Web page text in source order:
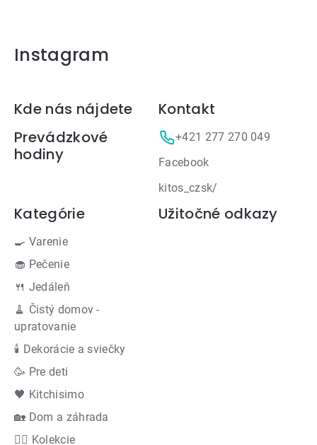
Instagram
Zápätie
Kde nás nájdete
Prevádzkové
hodiny
Kontakt
+421 277 270 049
Facebook
kitos_czsk/
Kategórie
🍳 Varenie
🧁 Pečenie
🍴 Jedáleň
🧹 Čistý domov -
upratovanie
🕯 Dekorácie a sviečky
🥳 Pre deti
🖤 Kitchisimo
🏡 Dom a záhrada
👍🏻 Kolekcie
Užitočné odkazy